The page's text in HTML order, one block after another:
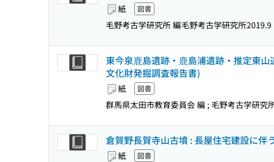
紙 図書
毛野考古学研究所 編毛野考古学研究所2019.9
東今泉鹿島遺跡・鹿島浦遺跡・推定東
文化財発掘調査報告書)
紙 図書
群馬県太田市教育委員会 編 ; 毛野考古学研究
倉賀野長賀寺山古墳 : 長屋住宅建設に伴
紙 図書